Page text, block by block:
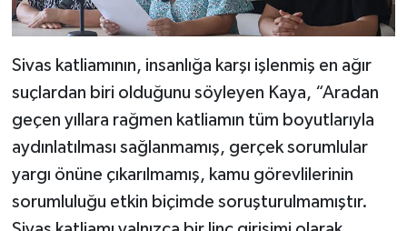
Sivas katliamının, insanlığa karşı işlenmiş en ağır
suçlardan biri olduğunu söyleyen Kaya, “Aradan
geçen yıllara rağmen katliamın tüm boyutlarıyla
aydınlatılması sağlanmamış, gerçek sorumlular
yargı önüne çıkarılmamış, kamu görevlilerinin
sorumluluğu etkin biçimde soruşturulmamıştır.